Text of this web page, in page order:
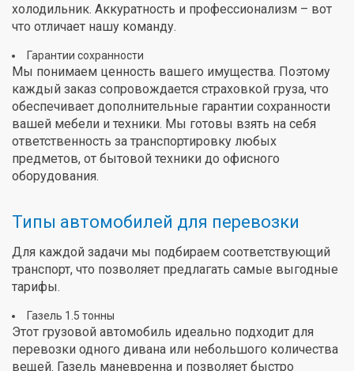
холодильник. Аккуратность и профессионализм – вот
что отличает нашу команду.
Гарантии сохранности
Мы понимаем ценность вашего имущества. Поэтому
каждый заказ сопровождается страховкой груза, что
обеспечивает дополнительные гарантии сохранности
вашей мебели и техники. Мы готовы взять на себя
ответственность за транспортировку любых
предметов, от бытовой техники до офисного
оборудования.
Типы автомобилей для перевозки
Для каждой задачи мы подбираем соответствующий
транспорт, что позволяет предлагать самые выгодные
тарифы.
Газель 1.5 тонны
Этот грузовой автомобиль идеально подходит для
перевозки одного дивана или небольшого количества
вещей. Газель маневренна и позволяет быстро